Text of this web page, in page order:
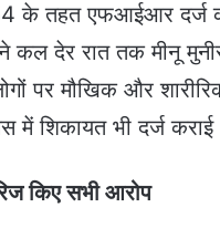
के तहत एफआईआर दर्ज
कल देर रात तक मीनू
पर मौखिक और
में शिकायत भी दर्ज कराई
किए सभी आरोप